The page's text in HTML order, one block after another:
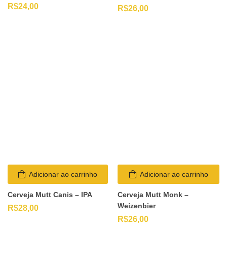
R$24,00 R$26,00
Adicionar ao carrinho
Cerveja Mutt Canis – IPA
R$28,00
Adicionar ao carrinho
Cerveja Mutt Monk –
Weizenbier
R$26,00